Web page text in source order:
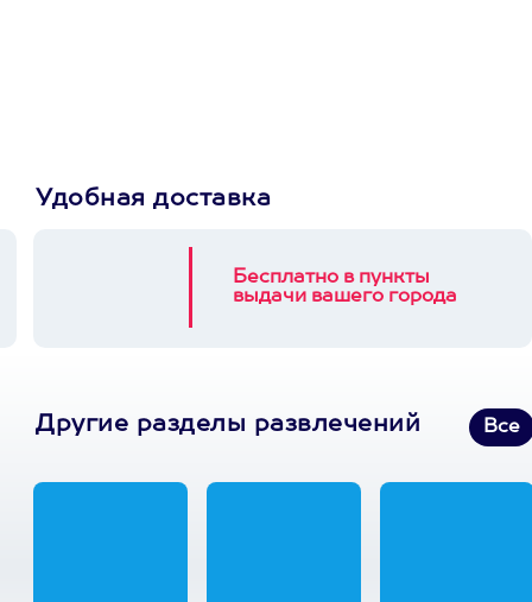
Удобная доставка
Бесплатно в пункты
выдачи вашего города
Другие разделы развлечений Все